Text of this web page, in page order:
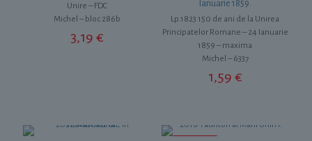
Unire – FDC
Michel – bloc 286b
3,19 €
Ianuarie 1859.
Lp.1823 150 de ani de la Unirea
Principatelor Romane – 24 Ianuarie
1859 – maxima
Michel – 6337
1,59 €